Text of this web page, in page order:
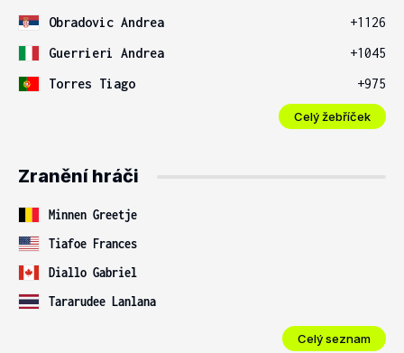
Obradovic Andrea
+1126
Guerrieri Andrea
+1045
Torres Tiago
+975
Celý žebříček
Zranění hráči
Minnen Greetje
Tiafoe Frances
Diallo Gabriel
Tararudee Lanlana
Celý seznam